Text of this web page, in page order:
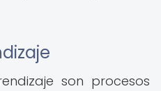
son procesos